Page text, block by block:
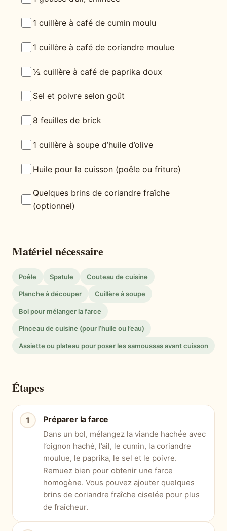
1 cuillère à café de cumin moulu
1 cuillère à café de coriandre moulue
½ cuillère à café de paprika doux
Sel et poivre selon goût
8 feuilles de brick
1 cuillère à soupe d’huile d’olive
Huile pour la cuisson (poêle ou friture)
Quelques brins de coriandre fraîche
(optionnel)
Matériel nécessaire
Poêle Spatule Couteau de cuisine
Planche à découper Cuillère à soupe
Bol pour mélanger la farce
Pinceau de cuisine (pour l’huile ou l’eau)
Assiette ou plateau pour poser les samoussas avant cuisson
Étapes
Préparer la farce
Dans un bol, mélangez la viande hachée avec
l’oignon haché, l’ail, le cumin, la coriandre
moulue, le paprika, le sel et le poivre.
Remuez bien pour obtenir une farce
homogène. Vous pouvez ajouter quelques
brins de coriandre fraîche ciselée pour plus
de fraîcheur.